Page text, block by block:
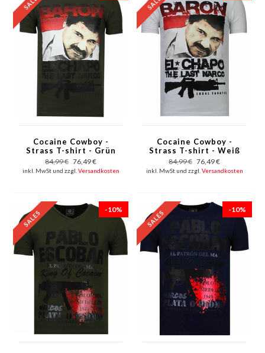
Cocaine Cowboy -
Strass T-shirt - Grün
84,99 € 76,49 €
inkl. MwSt und zzgl. Versandkosten
Cocaine Cowboy -
Strass T-shirt - Weiß
84,99 € 76,49 €
inkl. MwSt und zzgl. Versandkosten
-10% -10%